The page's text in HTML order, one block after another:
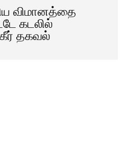
விமானத்தை
கடலில்
தகவல்